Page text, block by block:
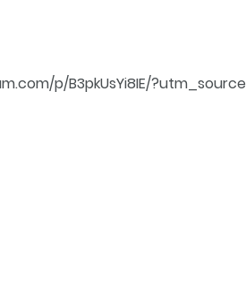
p/B3pkUsYi8IE/